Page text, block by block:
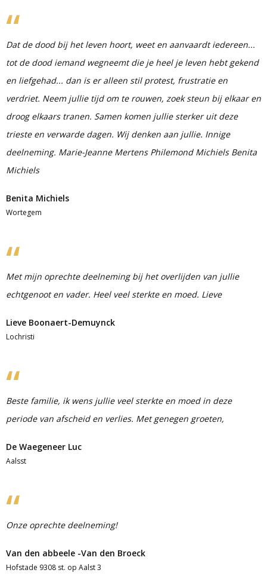
Dat de dood bij het leven hoort, weet en aanvaardt iedereen...
tot de dood iemand wegneemt die je heel je leven hebt gekend
en liefgehad... dan is er alleen stil protest, frustratie en
verdriet. Neem jullie tijd om te rouwen, zoek steun bij elkaar en
droog elkaars tranen. Samen komen jullie sterker uit deze
trieste en verwarde dagen. Wij denken aan jullie. Innige
deelneming. Marie-Jeanne Mertens Philemond Michiels Benita
Michiels
Benita Michiels
Wortegem
Met mijn oprechte deelneming bij het overlijden van jullie
echtgenoot en vader. Heel veel sterkte en moed. Lieve
Lieve Boonaert-Demuynck
Lochristi
Beste familie, ik wens jullie veel sterkte en moed in deze
periode van afscheid en verlies. Met genegen groeten,
De Waegeneer Luc
Aalsst
Onze oprechte deelneming!
Van den abbeele -Van den Broeck
Hofstade 9308 st. op Aalst 3